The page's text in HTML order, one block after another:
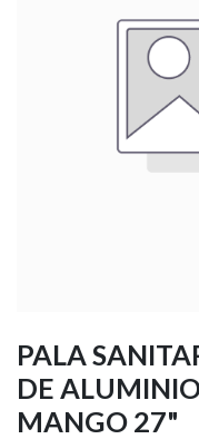
PALA
DE
MANGO 27"